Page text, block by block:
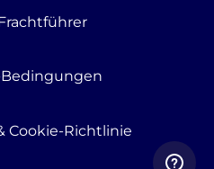
Cookie-Richtlinie